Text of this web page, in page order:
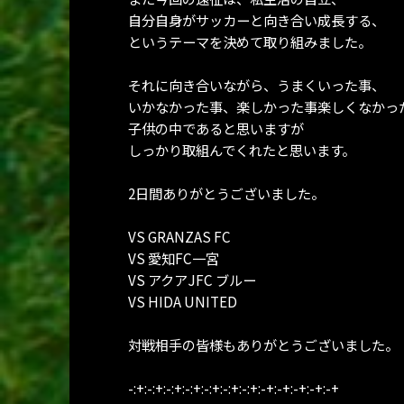
自分自身がサッカーと向き合い成長する、
というテーマを決めて取り組みました。
それに向き合いながら、うまくいった事、
いかなかった事、楽しかった事楽しくなかっ
子供の中であると思いますが
しっかり取組んでくれたと思います。
2日間ありがとうございました。
VS GRANZAS FC
VS 愛知FC一宮
VS アクアJFC ブルー
VS HIDA UNITED
対戦相手の皆様もありがとうございました。
-:+:-:+:-:+:-:+:-:+:-:+:-:+:-+:-+:-+:-+:-+